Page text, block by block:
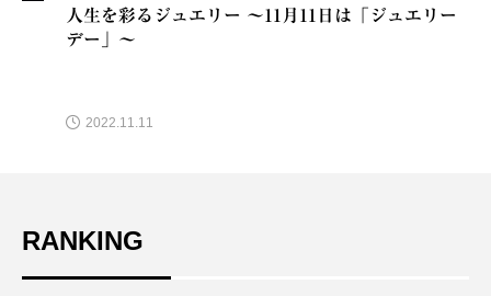
人生を彩るジュエリー ～11月11日は「ジュエリー
デー」～
2022.11.11
RANKING